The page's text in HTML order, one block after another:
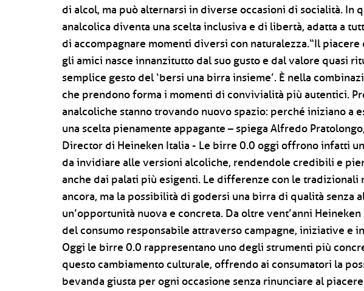
di alcol, ma può alternarsi in diverse occasioni di socialità. In
analcolica diventa una scelta inclusiva e di libertà, adatta a
di accompagnare momenti diversi con naturalezza.“Il
gli amici nasce innanzitutto dal suo gusto e dal valore quasi
semplice gesto del ‘bersi una birra insieme’. È nella
che prendono forma i momenti di convivialità più autentici.
analcoliche stanno trovando nuovo spazio: perché iniziano a
una scelta pienamente appagante – spiega Alfredo
Director di Heineken Italia - Le birre 0.0 oggi offrono infatti
da invidiare alle versioni alcoliche, rendendole credibili e
anche dai palati più esigenti. Le differenze con le tradizionali
ancora, ma la possibilità di godersi una birra di qualità senza
un’opportunità nuova e concreta. Da oltre vent’anni
del consumo responsabile attraverso campagne, iniziative e
Oggi le birre 0.0 rappresentano uno degli strumenti più
questo cambiamento culturale, offrendo ai consumatori la
bevanda giusta per ogni occasione senza rinunciare al